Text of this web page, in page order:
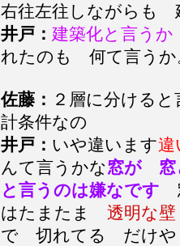
右往左往しながら
井戸： 建築化と言うか
れたのも 何て言う
佐藤： ２層に分ける
計条件なの
井戸： いや違います違
んて言うかな窓が 窓
と言うのは嫌なです
はたまたま 透明な壁
で 切れてる だけ